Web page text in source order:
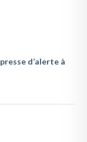
d’alerte à